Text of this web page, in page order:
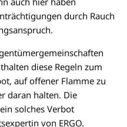
durch Rauch
diese Regeln zum
auf offener Flamme zu
daran halten. Die
solches Verbot
von ERGO.